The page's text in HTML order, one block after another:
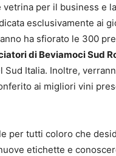
vetrina per il business e
esclusivamente ai
ha sfiorato le 300
di Beviamoci Sud
Italia. Inoltre,
ai migliori vini
per tutti coloro che
etichette e